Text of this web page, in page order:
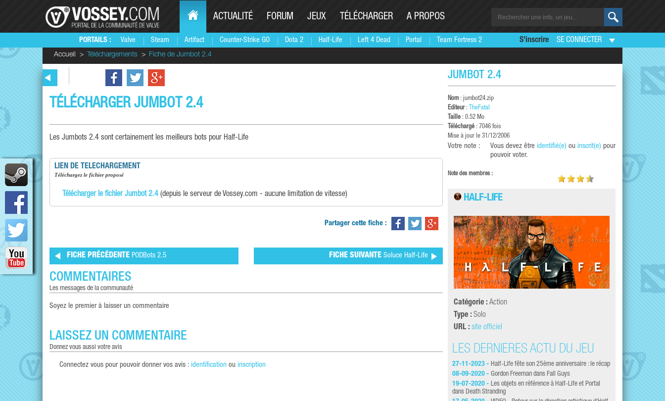
PORTAILS : Valve Steam Artifact Counter-Strike GO Dota 2 Half-Life Left 4 Dead Portal Team Fortress 2
ACTUALITÉ FORUM JEUX TÉLÉCHARGER A PROPOS
S'inscrire SE CONNECTER
Accueil Téléchargements Fiche de Jumbot 2.4
TÉLÉCHARGER JUMBOT 2.4
Les Jumbots 2.4 sont certainement les meilleurs bots pour Half-Life
LIEN DE TELECHARGEMENT
téléchargez le fichier proposé
Télécharger le fichier Jumbot 2.4 (depuis le serveur de Vossey.com - aucune limitation de vitesse)
Partager cette fiche :
FICHE PRÉCÉDENTE PODBots 2.5 FICHE SUIVANTE Soluce Half-Life
COMMENTAIRES
les messages de la communauté
Soyez le premier à laisser un commentaire
LAISSEZ UN COMMENTAIRE
donnez vous aussi votre avis
Connectez vous pour pouvoir donner vos avis : identification ou inscription
JUMBOT 2.4
Nom : jumbot24.zip
Editeur: TheFatal
Taille : 0.52 Mo
Téléchargé : 7046 fois
Mise à jour le 31/12/2006
Votre note : Vous devez être identifié(e) ou inscrit(e) pour
pouvoir voter.
Note des membres :
HALF-LIFE
Catégorie : Action
Type : Solo
URL : site officiel
LES DERNIÈRES ACTU DU JEU
27-11-2023 - Half-Life fête son 25ème anniversaire : le récap
08-09-2020 - Gordon Freeman dans Fall Guys
19-07-2020 - Les objets en référence à Half-Life et Portal
dans Death Stranding
LES
27-04-2020 -
consciente : une
29-03-2020 -